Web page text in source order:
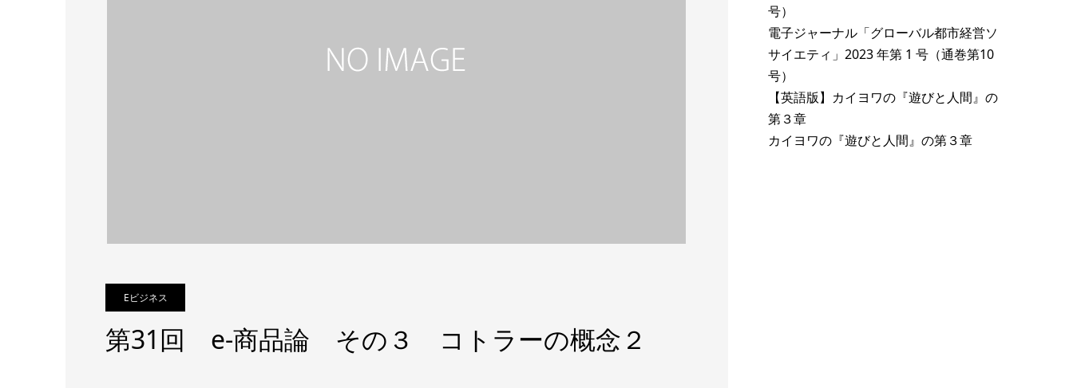
Eビジネス
第31回 e-商品論 その３ コトラーの概念２
号）
電子ジャーナル「グローバル都市経営ソ
サイエティ」2023 年第 1 号（通巻第10
号）
【英語版】カイヨワの『遊びと人間』の
第３章
カイヨワの『遊びと人間』の第３章